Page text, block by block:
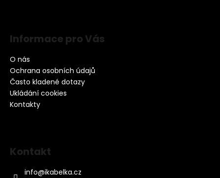
Informace pro Vás
O nás
Ochrana osobních údajů
Často kladené dotazy
Ukládání cookies
Kontakty
Kontakt
info@ikabelka.cz